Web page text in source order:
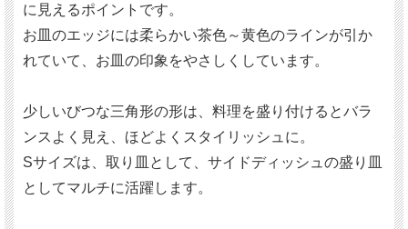
に見えるポイントです。
お皿のエッジには柔らかい茶色～黄色のラインが引か
れていて、お皿の印象をやさしくしています。
少しいびつな三角形の形は、料理を盛り付けるとバラ
ンスよく見え、ほどよくスタイリッシュに。
Sサイズは、取り皿として、サイドディッシュの盛り皿
としてマルチに活躍します。